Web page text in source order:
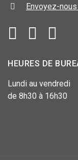
Envoyez-
HEURES DE
Lundi au vendredi
de 8h30 à 16h30